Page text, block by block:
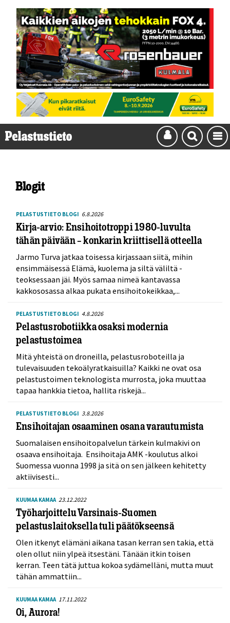
Blogit
PELASTUSTIETO BLOGI 6.8.2026
Kirja-arvio: Ensihoitotroppi 1980-luvulta
tähän päivään – konkarin kriittisellä otteella
Jarmo Turva jatkaa toisessa kirjassaan siitä, mihin
ensimmäisessä Elämä, kuolema ja siltä väliltä -
teoksessaan jäi. Myös samaa nimeä kantavassa
kakkososassa alkaa pukata ensihoitokeikkaa,...
PELASTUSTIETO BLOGI 4.8.2026
Pelastusrobotiikka osaksi modernia
pelastustoimea
Mitä yhteistä on droneilla, pelastusroboteilla ja
tulevaisuuden tekoälyratkaisuilla? Kaikki ne ovat osa
pelastustoimen teknologista murrosta, joka muuttaa
tapaa hankkia tietoa, hallita riskejä...
PELASTUSTIETO BLOGI 3.8.2026
Ensihoitajan osaaminen osana varautumista
Suomalaisen ensihoitopalvelun tärkein kulmakivi on
osaava ensihoitaja. Ensihoitaja AMK -koulutus alkoi
Suomessa vuonna 1998 ja sitä on sen jälkeen kehitetty
aktiivisesti...
KUUMAA KAMAA 23.12.2022
Työharjoittelu Varsinais-Suomen
pelastuslaitoksella tuli päätökseensä
Olen itkenyt elämäni aikana tasan kerran sen takia, että
olen ollut niin ylpeä itsestäni. Tänään itkin toisen
kerran. Teen tätä juttua kokoa sydämelläni, mutta muut
tähän ammattiin...
KUUMAA KAMAA 17.11.2022
Oi, Aurora!